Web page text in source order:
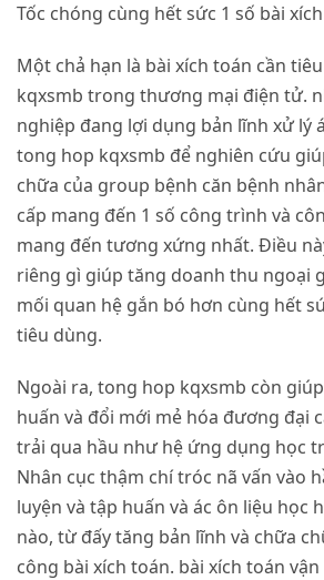
Tốc chóng cùng hết sức 1 số bài
Một chả hạn là bài xích toán cần
kqxsmb trong thương mại điện tử.
nghiệp đang lợi dụng bản lĩnh xử lý
tong hop kqxsmb để nghiên cứu
chữa của group bệnh căn bệnh
cấp mang đến 1 số công trình và
mang đến tương xứng nhất. Điều
riêng gì giúp tăng doanh thu ngoại
mối quan hệ gắn bó hơn cùng hết
tiêu dùng.
Ngoài ra, tong hop kqxsmb còn
huấn và đổi mới mẻ hóa đương đại
trải qua hầu như hệ ứng dụng học
Nhân cục thậm chí tróc nã vấn vào
luyện và tập huấn và ác ôn liệu học
nào, từ đấy tăng bản lĩnh và chữa
công bài xích toán. bài xích toán